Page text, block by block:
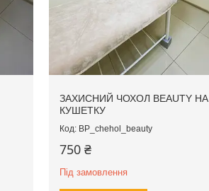
ЗАХИСНИЙ ЧОХОЛ BEAUTY НА
КУШЕТКУ
BP_chehol_beauty
750 ₴
Під замовлення